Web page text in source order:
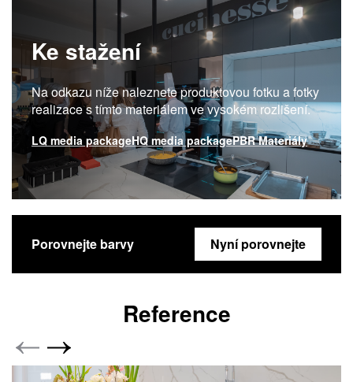
Ke stažení
Na odkazu níže naleznete produktovou fotku a fotky
realizace s tímto materiálem ve vysokém rozlišení.
LQ media packageHQ media packagePBR Materiály
Porovnejte barvy Nyní porovnejte
Reference